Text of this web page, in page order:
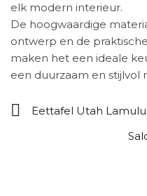
elk modern interieur.
De hoogwaardige
ontwerp en de
maken het een ideale
een duurzaam en stijlvol
Eettafel Utah